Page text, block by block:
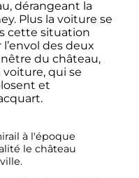
dérangeant la
Plus la voiture se
cette situation
des deux
du château,
voiture, qui se
et
à l'époque
le château